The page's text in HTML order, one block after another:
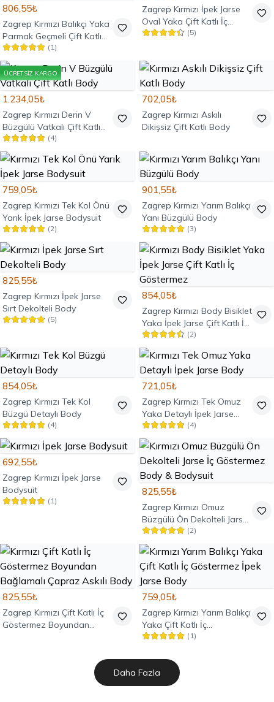
806,55₺
Zagrep Kırmızı Balıkçı Yaka
Parmak Geçmeli Çift Katlı
İpek Jarse Body
( 1)
Zagrep Kırmızı İpek Jarse
Oval Yaka Çift Katlı İç
Göstermez Body
(5)
ÜCRETSIZ KARGO
1.234,05₺
Zagrep Kırmızı Derin V
Büzgülü Vatkalı Çift Katlı
Body
(4)
702,05₺
Zagrep Kırmızı Askılı
Dikişsiz Çift Katlı Body
759,05₺
Zagrep Kırmızı Tek Kol Önü
Yarık İpek Jarse Bodysuit
(2)
901,55₺
Zagrep Kırmızı Yarım Balıkçı
Yanı Büzgülü Body
(3)
825,55₺
Zagrep Kırmızı İpek Jarse
Sırt Dekolteli Body
(5)
854,05₺
Zagrep Kırmızı Body Bisiklet
Yaka İpek Jarse Çift Katlı İç
Göstermez (2)
854,05₺
Zagrep Kırmızı Tek Kol
Büzgü Detaylı Body
(4)
721,05₺
Zagrep Kırmızı Tek Omuz
Yaka Detaylı İpek Jarse
Body
(4)
692,55₺
Zagrep Kırmızı İpek Jarse
Bodysuit
( 1)
825,55₺
Zagrep Kırmızı Omuz
Büzgülü Ön Dekolteli Jarse
İç Göstermez Body &
Bodysuit
(2)
825,55₺
Zagrep Kırmızı Çift Katlı İç
Göstermez Boyundan
759,05₺
Zagrep Kırmızı Yarım Balıkçı
Yaka Çift Katlı İç
Göstermez İpek Jarse Body
( 1)
Daha Fazla